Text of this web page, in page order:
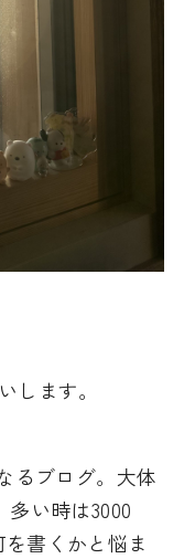
します。
るブログ。大体
多い時は3000
書くかと悩ま